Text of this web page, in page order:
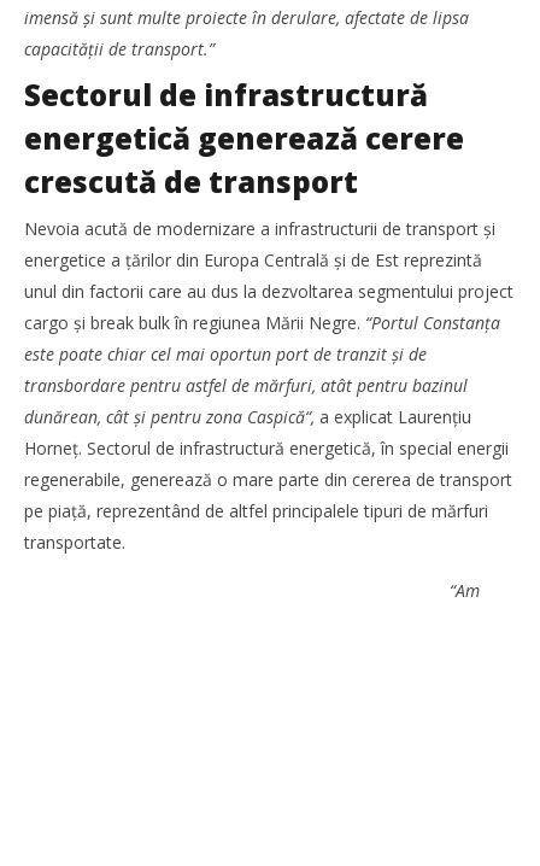
Mariana
Pătru
Noua conexiune ferry Batumi–Constanța susține
dezvoltarea transportului de marfă în regiunea Mării
Mariana
Pătru
imensă și sunt multe proiecte în derulare, afectate de lipsa
capacităţii de transport.”
Sectorul de infrastructură
energetică generează cerere
crescută de transport
Nevoia acută de modernizare a infrastructurii de transport și
energetice a ţărilor din Europa Centrală și de Est reprezintă
unul din factorii care au dus la dezvoltarea segmentului project
cargo și break bulk în regiunea Mării Negre. “Portul Constanţa
este poate chiar cel mai oportun port de tranzit și de
transbordare pentru astfel de mărfuri, atât pentru bazinul
dunărean, cât și pentru zona Caspică“, a explicat Laurenţiu
Horneţ. Sectorul de infrastructură energetică, în special energii
regenerabile, generează o mare parte din cererea de transport
pe piaţă, reprezentând de altfel principalele tipuri de mărfuri
transportate.
“Am